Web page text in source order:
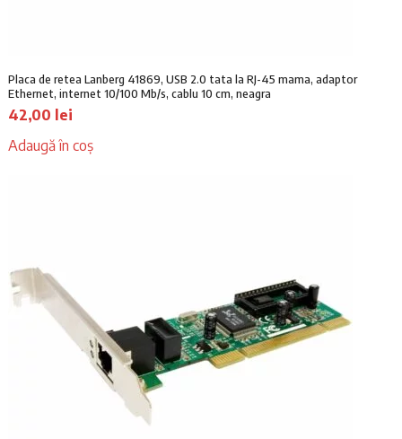
Placa de retea Lanberg 41869, USB 2.0 tata la RJ-45 mama, adaptor
Ethernet, internet 10/100 Mb/s, cablu 10 cm, neagra
42,00 lei
Adaugă în coș